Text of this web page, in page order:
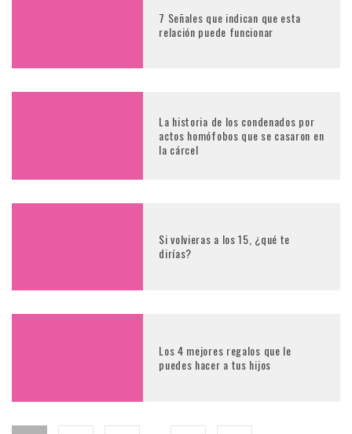
7 Señales que indican que esta
relación puede funcionar
La historia de los condenados por
actos homófobos que se casaron en
la cárcel
Si volvieras a los 15, ¿qué te
dirías?
Los 4 mejores regalos que le
puedes hacer a tus hijos